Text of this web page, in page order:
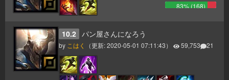
83% (168)
10.2 パン屋さんになろう
by こはく （更新:2020-05-01 07:11:43） 59,753 21